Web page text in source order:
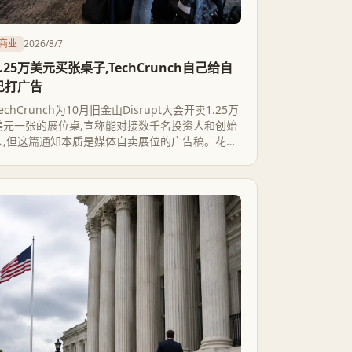
业 2026/8/7
万美元买张桌子,TechCrunch自己给自
打广告
为10月旧金山Disrupt大会开卖1.25万
元一张的展位桌,宣称能对接数千名投资人和创始
,但这篇通知本质是媒体自卖展位的广告稿。花钱